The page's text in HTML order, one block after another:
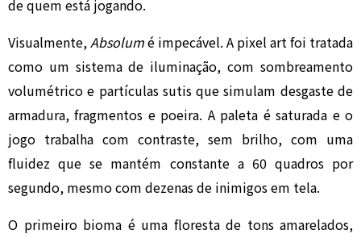
de quem está jogando.
Visualmente,Absolumé impecável. A pixel art foi tratada
como um sistema de iluminação, com sombreamento
volumétrico e partículas sutis que simulam desgaste de
armadura, fragmentos e poeira. A paleta é saturada e o
jogo trabalha com contraste, sem brilho, com uma
fluidez que se mantém constante a 60 quadros por
segundo, mesmo com dezenas de inimigos em tela.
O primeiro bioma é uma floresta de tons amarelados,